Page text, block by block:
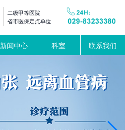
二级甲等医院
省市医保定点单位
新闻中心 科室 联系我们